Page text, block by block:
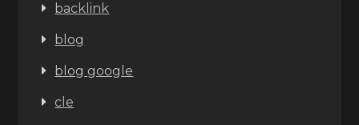
backlink
blog
blog google
cle